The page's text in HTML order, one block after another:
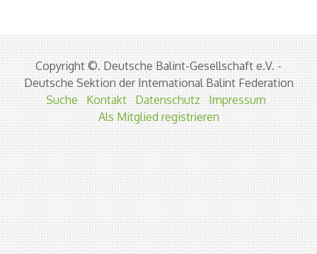
Copyright ©. Deutsche Balint-Gesellschaft e.V. -
Deutsche Sektion der International Balint Federation
Suche
Kontakt Datenschutz
Impressum
Als Mitglied registrieren